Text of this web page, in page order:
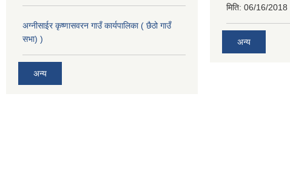
अग्नीसाईर कृष्णासवरन गाउँ कार्यपालिका ( छैठो गाउँ
सभा) )
अन्य
मिति: 06/16/2018
अन्य